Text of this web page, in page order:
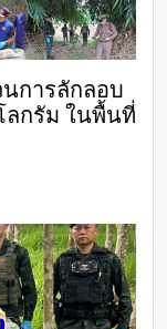
การลักลอบ
ลกรัม ในพื้นที่